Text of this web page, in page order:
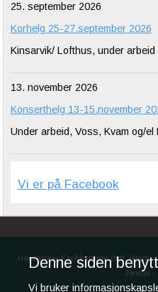
25. september 2026
Korhelg 25-27.september 2026
Kinsarvik/ Lofthus, under arbeid
13. november 2026
Konserthelg 13-15.november
Under arbeid, Voss, Kvam og/el
Vi er på Facebook
Denne siden
Vi bruker
Hardanger KorAkademi (tidl.
Jondal -